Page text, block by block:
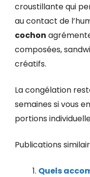
croustillante qui
au contact de
cochon
composées,
créatifs.
La congélation
semaines si vous
portions
Publications
Quels